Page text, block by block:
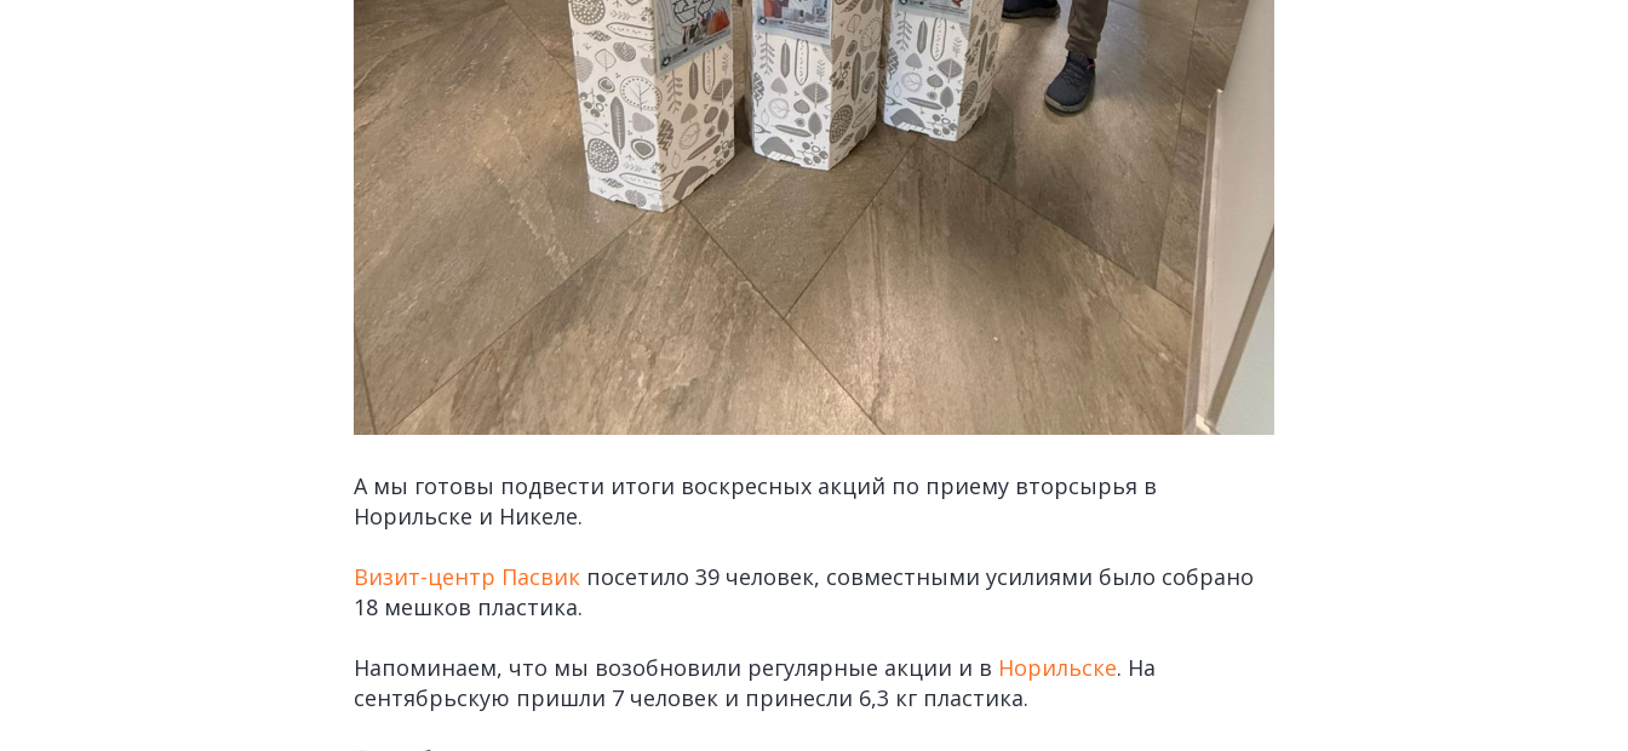
А мы готовы подвести итоги воскресных акций по приему вторсырья в
Норильске и Никеле.
Визит-центр Пасвик посетило 39 человек, совместными усилиями было собрано
18 мешков пластика.
Напоминаем, что мы возобновили регулярные акции и в Норильске. На
сентябрьскую пришли 7 человек и принесли 6,3 кг пластика.